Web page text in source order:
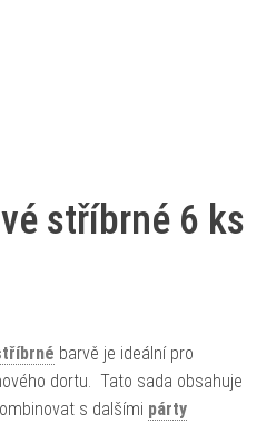
stříbrné 6 ks
Kč.
barvě je ideální pro
dortu. Tato sada obsahuje
s dalšími párty